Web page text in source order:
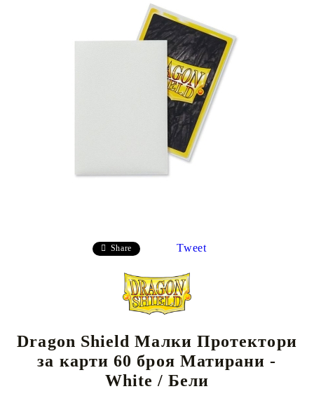
Share Tweet
Dragon Shield Малки Протектори
за карти 60 броя Матирани -
White / Бели